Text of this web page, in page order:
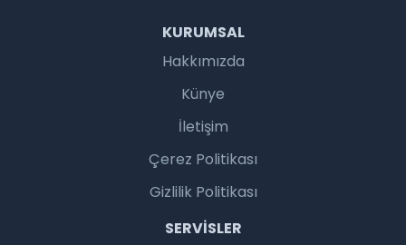
KURUMSAL
Hakkımızda
Künye
İletişim
Çerez Politikası
Gizlilik Politikası
SERVISLER